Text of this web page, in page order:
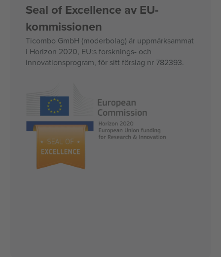
Seal of Excellence av EU-
kommissionen
Ticombo GmbH (moderbolag) är uppmärksammat
i Horizon 2020, EU:s forsknings- och
innovationsprogram, för sitt förslag nr 782393.